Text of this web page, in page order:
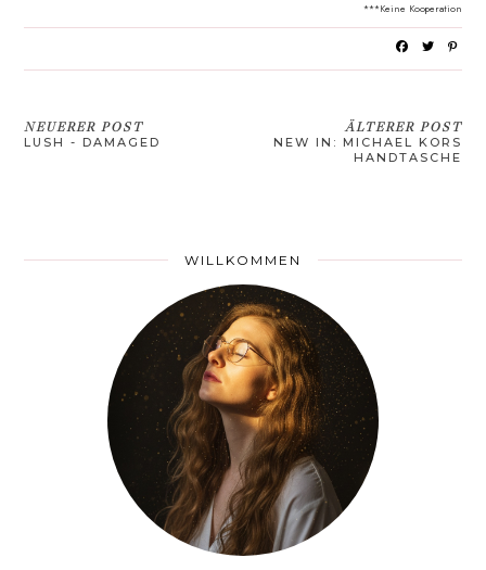
***Keine Kooperation
NEUERER POST
LUSH - DAMAGED
ÄLTERER POST
NEW IN: MICHAEL KORS
HANDTASCHE
WILLKOMMEN